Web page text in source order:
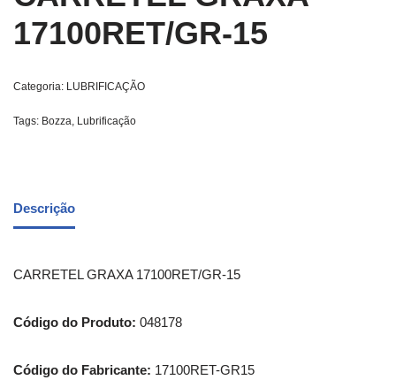
17100RET/GR-15
Categoria: LUBRIFICAÇÃO
Tags: Bozza Lubrificação
Descrição
CARRETEL GRAXA 17100RET/GR-15
Código do Produto: 048178
Código do Fabricante: 17100RET-GR15